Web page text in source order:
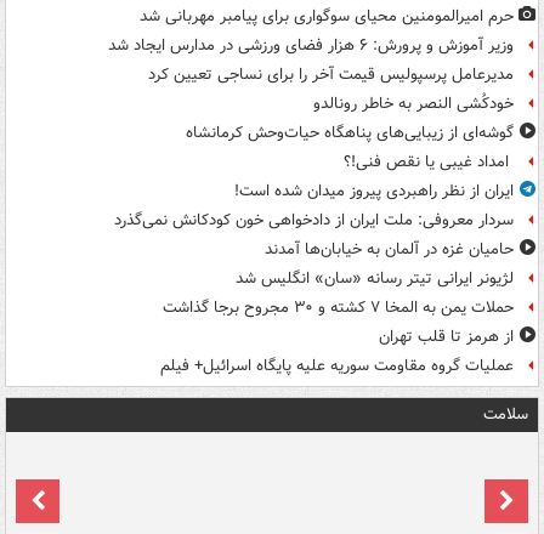
حرم امیرالمومنین محیای سوگواری برای پیامبر مهربانی شد
وزیر آموزش و پرورش: ۶ هزار فضای ورزشی در مدارس ایجاد شد
مدیرعامل پرسپولیس قیمت آخر را برای نساجی تعیین کرد
خودکُشی النصر به خاطر رونالدو
گوشه‌ای از زیبایی‌های پناهگاه‌ حیات‌وحش کرمانشاه
امداد غیبی یا نقص فنی!؟
ایران از نظر راهبردی پیروز میدان شده است!
سردار معروفی: ملت ایران از دادخواهی خون کودکانش نمی‌گذرد
حامیان غزه در آلمان به خیابان‌ها آمدند
لژیونر ایرانی تیتر رسانه «سان» انگلیس شد
حملات یمن به المخا ۷ کشته و ۳۰ مجروح برجا گذاشت
از هرمز تا قلب تهران
عملیات گروه مقاومت سوریه علیه پایگاه اسرائیل+ فیلم
سلامت